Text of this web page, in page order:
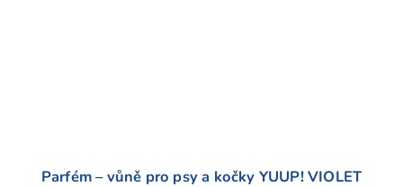
Parfém – vůně pro psy a kočky YUUP! VIOLET